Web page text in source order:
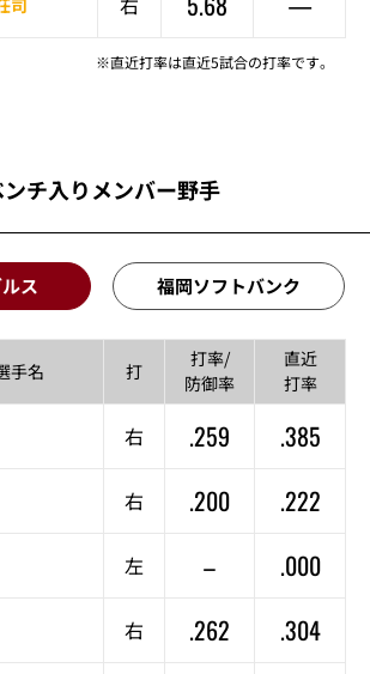
※直近打率は直近5試合の打率です。
チ入りメンバー野手
ス 福岡ソフトバンク
手名 打
打率/
防御率
直近
打率
右 .259 .385
右 .200 .222
左 – .000
右 .262 .304